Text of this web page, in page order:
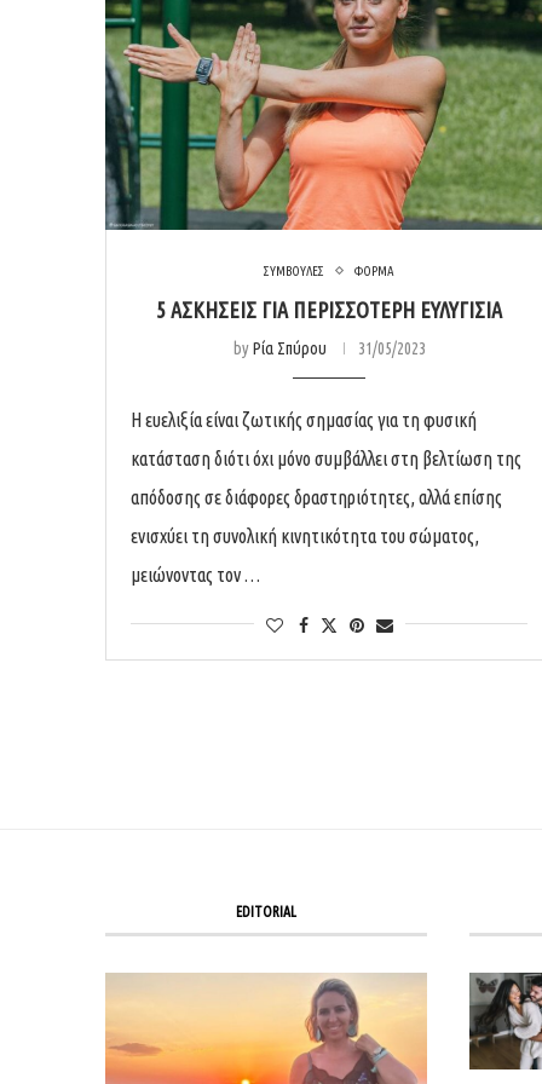
ΣΥΜΒΟΥΛΕΣ ΦΟΡΜΑ
5 ΑΣΚΗΣΕΙΣ ΓΙΑ ΠΕΡΙΣΣΟΤΕΡΗ ΕΥΛΥΓΙΣΙΑ
byΡία Σπύρου 31/05/2023
Η ευελιξία είναι ζωτικής σημασίας για τη φυσική
κατάσταση διότι όχι μόνο συμβάλλει στη βελτίωση της
απόδοσης σε διάφορες δραστηριότητες, αλλά επίσης
ενισχύει τη συνολική κινητικότητα του σώματος,
μειώνοντας τον …
EDITORIAL